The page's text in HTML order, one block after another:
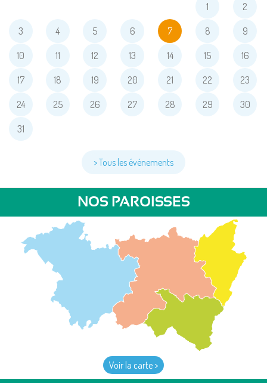
1
2
3 4 5 6 7 8 9
10 11 12 13 14 15 16
17 18 19 20 21 22 23
24 25 26 27 28 29 30
31
> Tous les événements
NOS PAROISSES
Voir la carte >